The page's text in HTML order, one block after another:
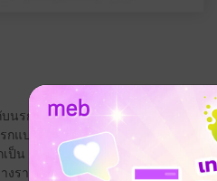
นรกอยู่
แปดขุม” กับ “นรกเย็นแปดขุม”
เป็น 272 ขุม นรกกว้างใหญ่ขนาดนั้น
งราบรื่น เพราะมีนักบริหารจัดการที่เก่